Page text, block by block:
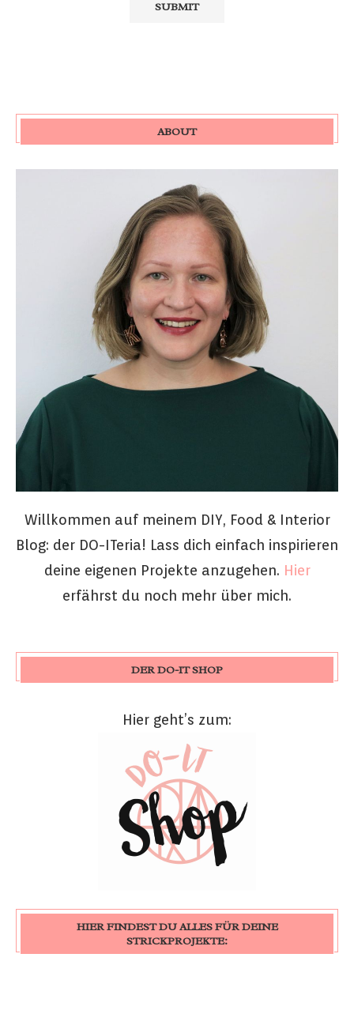
ABOUT
Willkommen auf meinem DIY, Food & Interior
Blog: der DO-ITeria! Lass dich einfach inspirieren
deine eigenen Projekte anzugehen. Hier
erfährst du noch mehr über mich.
DER DO-IT SHOP
Hier geht’s zum:
HIER FINDEST DU ALLES FÜR DEINE
STRICKPROJEKTE: